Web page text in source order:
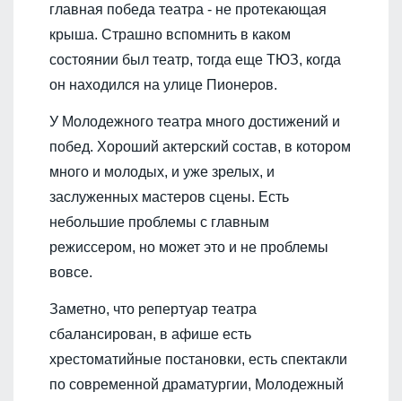
главная победа театра - не протекающая
крыша. Страшно вспомнить в каком
состоянии был театр, тогда еще ТЮЗ, когда
он находился на улице Пионеров.
У Молодежного театра много достижений и
побед. Хороший актерский состав, в котором
много и молодых, и уже зрелых, и
заслуженных мастеров сцены. Есть
небольшие проблемы с главным
режиссером, но может это и не проблемы
вовсе.
Заметно, что репертуар театра
сбалансирован, в афише есть
хрестоматийные постановки, есть спектакли
по современной драматургии, Молодежный